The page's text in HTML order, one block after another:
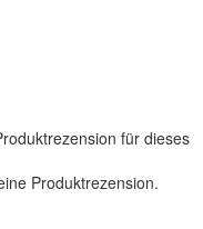
für dieses
Produktrezension.